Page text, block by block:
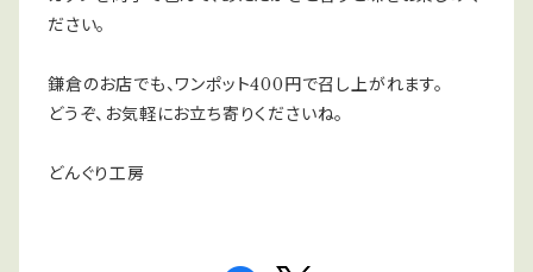
ださい。
鎌倉のお店でも、ワンポット400円で召し上がれます。
どうぞ、お気軽にお立ち寄りくださいね。
どんぐり工房